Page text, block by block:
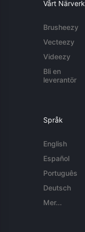
Vårt Närverk
Brusheezy
Vecteezy
Videezy
Bli en
leverantör
Språk
English
Español
Português
Deutsch
Mer...